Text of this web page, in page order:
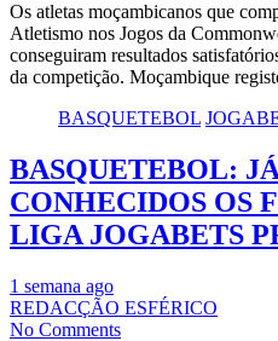
Os atletas moçambicanos que
Atletismo nos Jogos da
conseguiram resultados
da competição. Moçambique
BASQUETEBOL
BASQUETEBOL:
CONHECIDOS OS
LIGA JOGABETS
1 semana ago
REDACÇÃO ESFÉRICO
No Comments